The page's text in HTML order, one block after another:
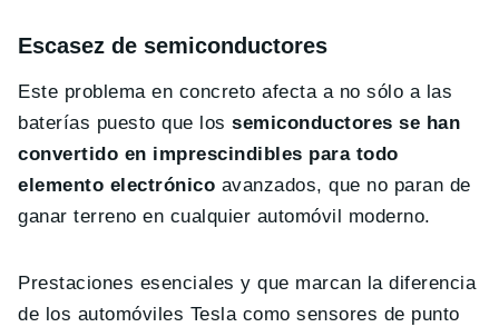
Escasez de semiconductores
Este problema en concreto afecta a no sólo a las
baterías puesto que lossemiconductores se han
convertido en imprescindibles para todo
elemento electrónico avanzados, que no paran de
ganar terreno en cualquier automóvil moderno.
Prestaciones esenciales y que marcan la diferencia
de los automóviles Tesla como sensores de punto